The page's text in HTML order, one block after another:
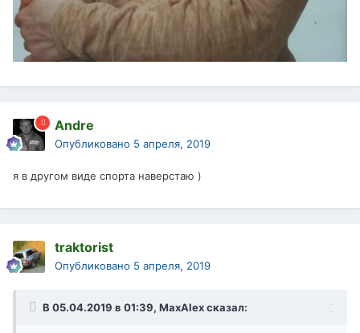
Andre
Опубликовано 5 апреля, 2019
я в другом виде спорта наверстаю )
traktorist
Опубликовано 5 апреля, 2019
В 05.04.2019 в 01:39, MaxAlexсказал: